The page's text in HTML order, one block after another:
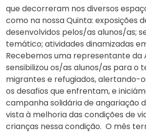
que decorreram nos diversos
como na nossa Quinta: exposições
desenvolvidos pelos/as alunos/as;
temático; atividades dinamizadas
Recebemos uma representante da
sensibilizou os/as alunos/as para o
migrantes e refugiados, alertando-
os desafios que enfrentam, e
campanha solidária de angariação
vista à melhoria das condições de
crianças nessa condição. O mês